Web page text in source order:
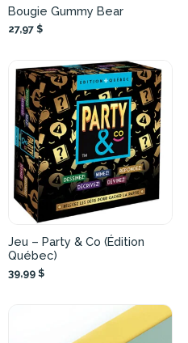
Bougie Gummy Bear
27,97 $
Jeu – Party & Co (Édition
Québec)
39,99 $